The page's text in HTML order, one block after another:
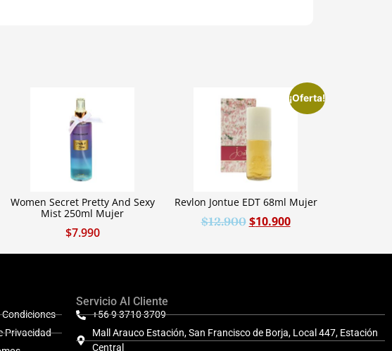
Women Secret Pretty And Sexy
Mist 250ml Mujer
$7.990
¡Oferta!
Revlon Jontue EDT 68ml Mujer
$12.900 $10.900
Condiciones
Privacidad
Servicio Al Cliente
+56 9 3710 3709
Mall Arauco Estación, San Francisco de Borja, Local 447, Estación
Central